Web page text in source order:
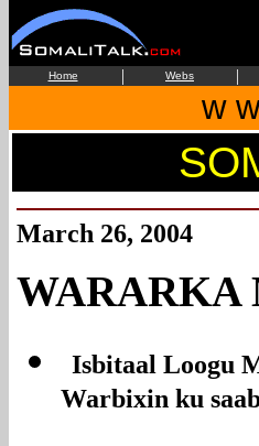
Home | Webs |
w
March 26, 2004
WARARKA
Isbitaal Loogu
Warbixin ku